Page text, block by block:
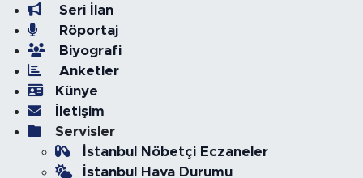
Seri İlan
Röportaj
Biyografi
Anketler
Künye
İletişim
Servisler
İstanbul Nöbetçi Eczaneler
İstanbul Hava Durumu